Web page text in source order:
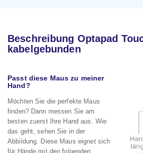
Beschreibung Optapad
kabelgebunden
Passt diese Maus zu meiner
Hand?
Möchten Sie die perfekte Maus
finden? Dann messen Sie am
besten zuerst Ihre Hand aus. Wie
das geht, sehen Sie in der
Abbildung. Diese Maus eignet sich
für Hände mit den folgenden